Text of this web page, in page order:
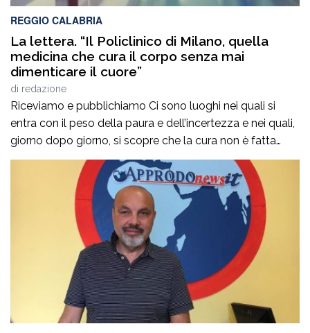
REGGIO CALABRIA
La lettera. “Il Policlinico di Milano, quella
medicina che cura il corpo senza mai
dimenticare il cuore”
di redazione
Riceviamo e pubblichiamo Ci sono luoghi nei quali si
entra con il peso della paura e dell’incertezza e nei quali,
giorno dopo giorno, si scopre che la cura non è fatta
soltanto di diagnosi, interventi e terapie. È fatta
soprattutto di persone. Di sguardi che rassicurano, di
parole che infondono coraggio, di mani che sanno […]